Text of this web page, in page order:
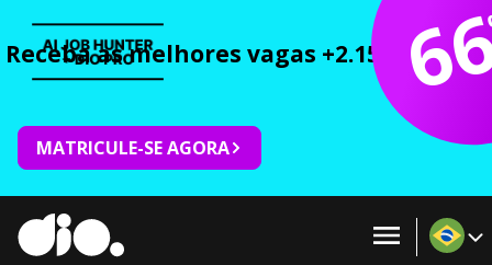
Receba as melhores vagas +2.150 cursos
MATRICULE-SE AGORA